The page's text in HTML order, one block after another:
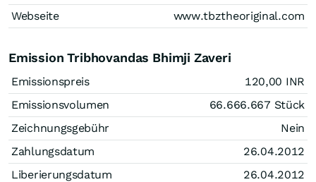
Webseite
www.tbztheoriginal.com
Emission Tribhovandas Bhimji Zaveri
Emissionspreis 120,00 INR
Emissionsvolumen
66.666.667 Stück
Zeichnungsgebühr
Nein
Zahlungsdatum
26.04.2012
Liberierungsdatum
26.04.2012